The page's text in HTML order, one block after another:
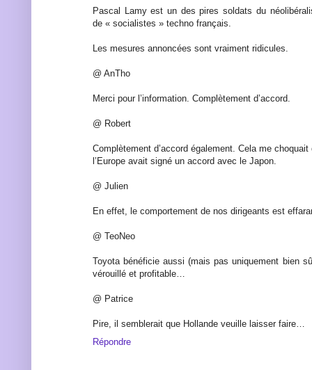
Pascal Lamy est un des pires soldats du
de « socialistes » techno français.
Les mesures annoncées sont vraiment ridicules.
@ AnTho
Merci pour l’information. Complètement d’accord.
@ Robert
Complètement d’accord également. Cela me
l’Europe avait signé un accord avec le Japon.
@ Julien
En effet, le comportement de nos dirigeants est
@ TeoNeo
Toyota bénéficie aussi (mais pas uniquement bien
vérouillé et profitable…
@ Patrice
Pire, il semblerait que Hollande veuille laisser faire…
Répondre